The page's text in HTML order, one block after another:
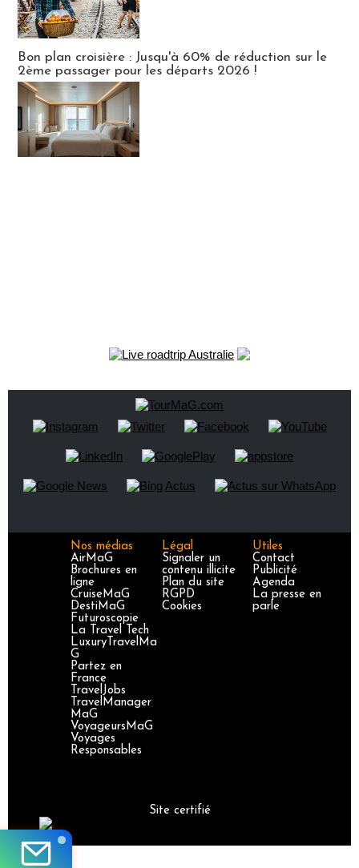
Bon plan croisière : Jusqu'à 60% de réduction sur le
2ème passager pour les départs 2026 !
Nos médias
AirMaG
Brochures en
ligne
CruiseMaG
DestiMaG
Futuroscopie
La Travel Tech
LuxuryTravelMa
G
Partez en
France
TravelJobs
TravelManager
MaG
VoyageursMaG
Voyages
Responsables
Légal
Signaler un
contenu illicite
Plan du site
RGPD
Cookies
Utiles
Contact
Publicité
Agenda
La presse en
parle
Site certifié